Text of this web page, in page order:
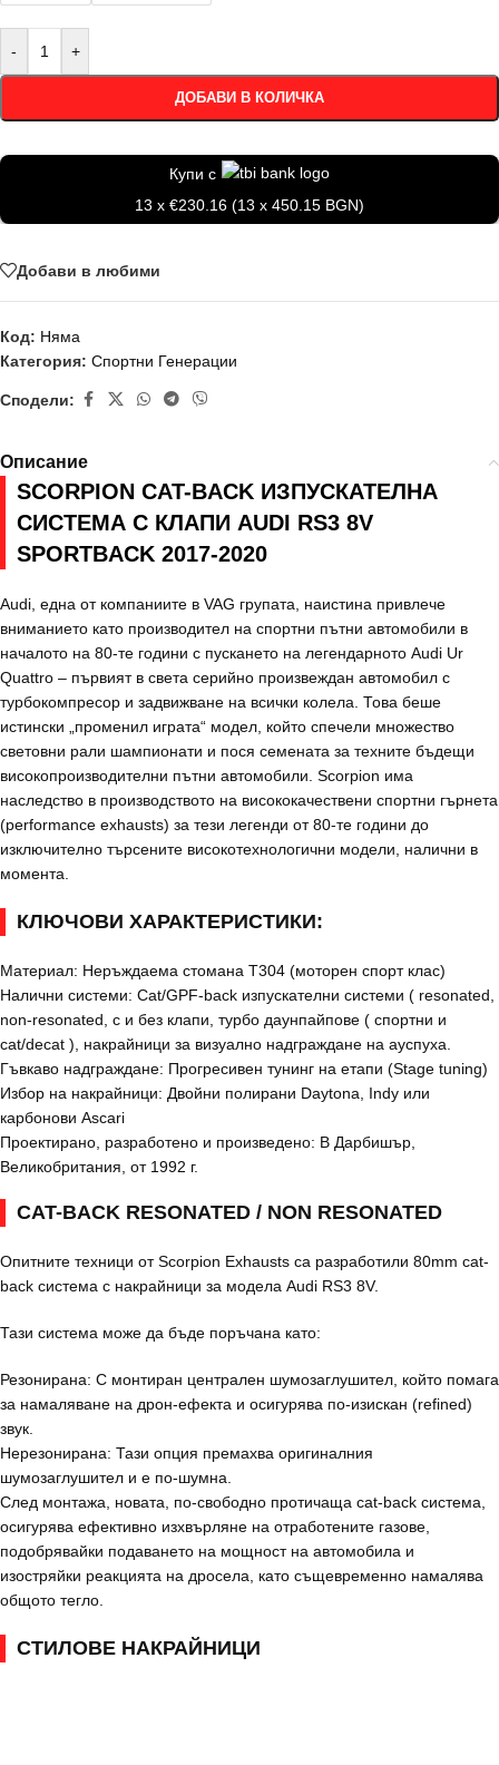
- +
ДОБАВИ В КОЛИЧКА
Купи с
13 x €230.16 (13 x 450.15 BGN)
Добави в любими
Код: Няма
Категория: Спортни Генерации
Сподели:
Описание
SCORPION CAT-BACK ИЗПУСКАТЕЛНА
СИСТЕМА С КЛАПИ AUDI RS3 8V
SPORTBACK 2017-2020
Audi, една от компаниите в VAG групата, наистина привлече
вниманието като производител на спортни пътни автомобили в
началото на 80-те години с пускането на легендарното Audi Ur
Quattro – първият в света серийно произвеждан автомобил с
турбокомпресор и задвижване на всички колела. Това беше
истински „променил играта“ модел, който спечели множество
световни рали шампионати и пося семената за техните бъдещи
високопроизводителни пътни автомобили. Scorpion има
наследство в производството на висококачествени спортни гърнета
(performance exhausts) за тези легенди от 80-те години до
изключително търсените високотехнологични модели, налични в
момента.
КЛЮЧОВИ ХАРАКТЕРИСТИКИ:
Материал: Неръждаема стомана T304 (моторен спорт клас)
Налични системи: Cat/GPF-back изпускателни системи ( resonated,
non-resonated, с и без клапи, турбо даунпайпове ( спортни и
cat/decat ), накрайници за визуално надграждане на ауспуха.
Гъвкаво надграждане: Прогресивен тунинг на етапи (Stage tuning)
Избор на накрайници: Двойни полирани Daytona, Indy или
карбонови Ascari
Проектирано, разработено и произведено: В Дарбишър,
Великобритания, от 1992 г.
CAT-BACK RESONATED / NON RESONATED
Опитните техници от Scorpion Exhausts са разработили 80mm cat-
back система с накрайници за модела Audi RS3 8V.
Тази система може да бъде поръчана като:
Резонирана: С монтиран централен шумозаглушител, който помага
за намаляване на дрон-ефекта и осигурява по-изискан (refined)
звук.
Нерезонирана: Тази опция премахва оригиналния
шумозаглушител и е по-шумна.
След монтажа, новата, по-свободно протичаща cat-back система,
осигурява ефективно изхвърляне на отработените газове,
подобрявайки подаването на мощност на автомобила и
изостряйки реакцията на дросела, като същевременно намалява
общото тегло.
СТИЛОВЕ НАКРАЙНИЦИ